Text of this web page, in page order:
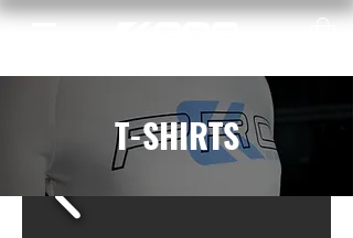
T-SHIRTS